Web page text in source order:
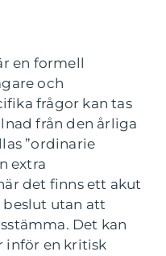
en formell
och
frågor kan tas
från den årliga
”ordinarie
extra
det finns ett akut
utan att
Det kan
inför en kritisk